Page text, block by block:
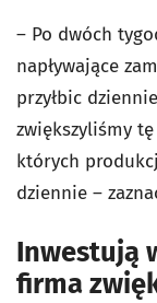
– Po dwóch
napływające
przyłbic
zwiększyliśmy
których
dziennie –
Inwestują
firma